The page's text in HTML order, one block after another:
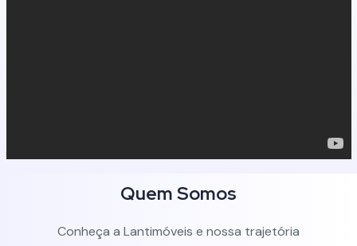
Quem Somos
Conheça a Lantimóveis e nossa trajetória